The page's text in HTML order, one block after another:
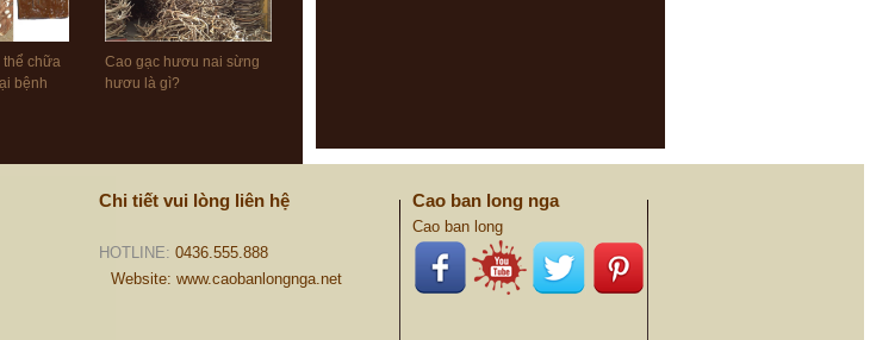
thể chữa
bệnh
Cao gạc hươu nai sừng
hươu là gì?
Chi tiết vui lòng liên hệ
HOTLINE: 0436.555.888
Website: www.caobanlongnga.net
Cao ban long nga
Cao ban long